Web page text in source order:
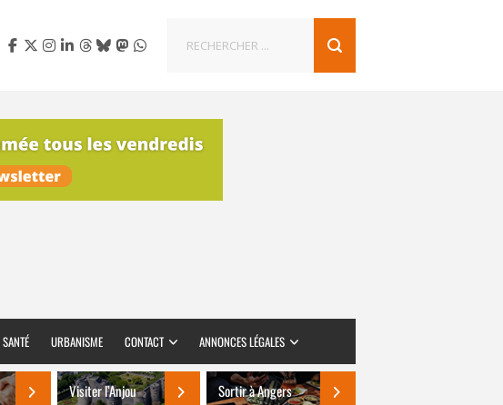
SANTÉ URBANISME CONTACT ANNONCES LÉGALES
Visiter l’Anjou Sortir à Angers